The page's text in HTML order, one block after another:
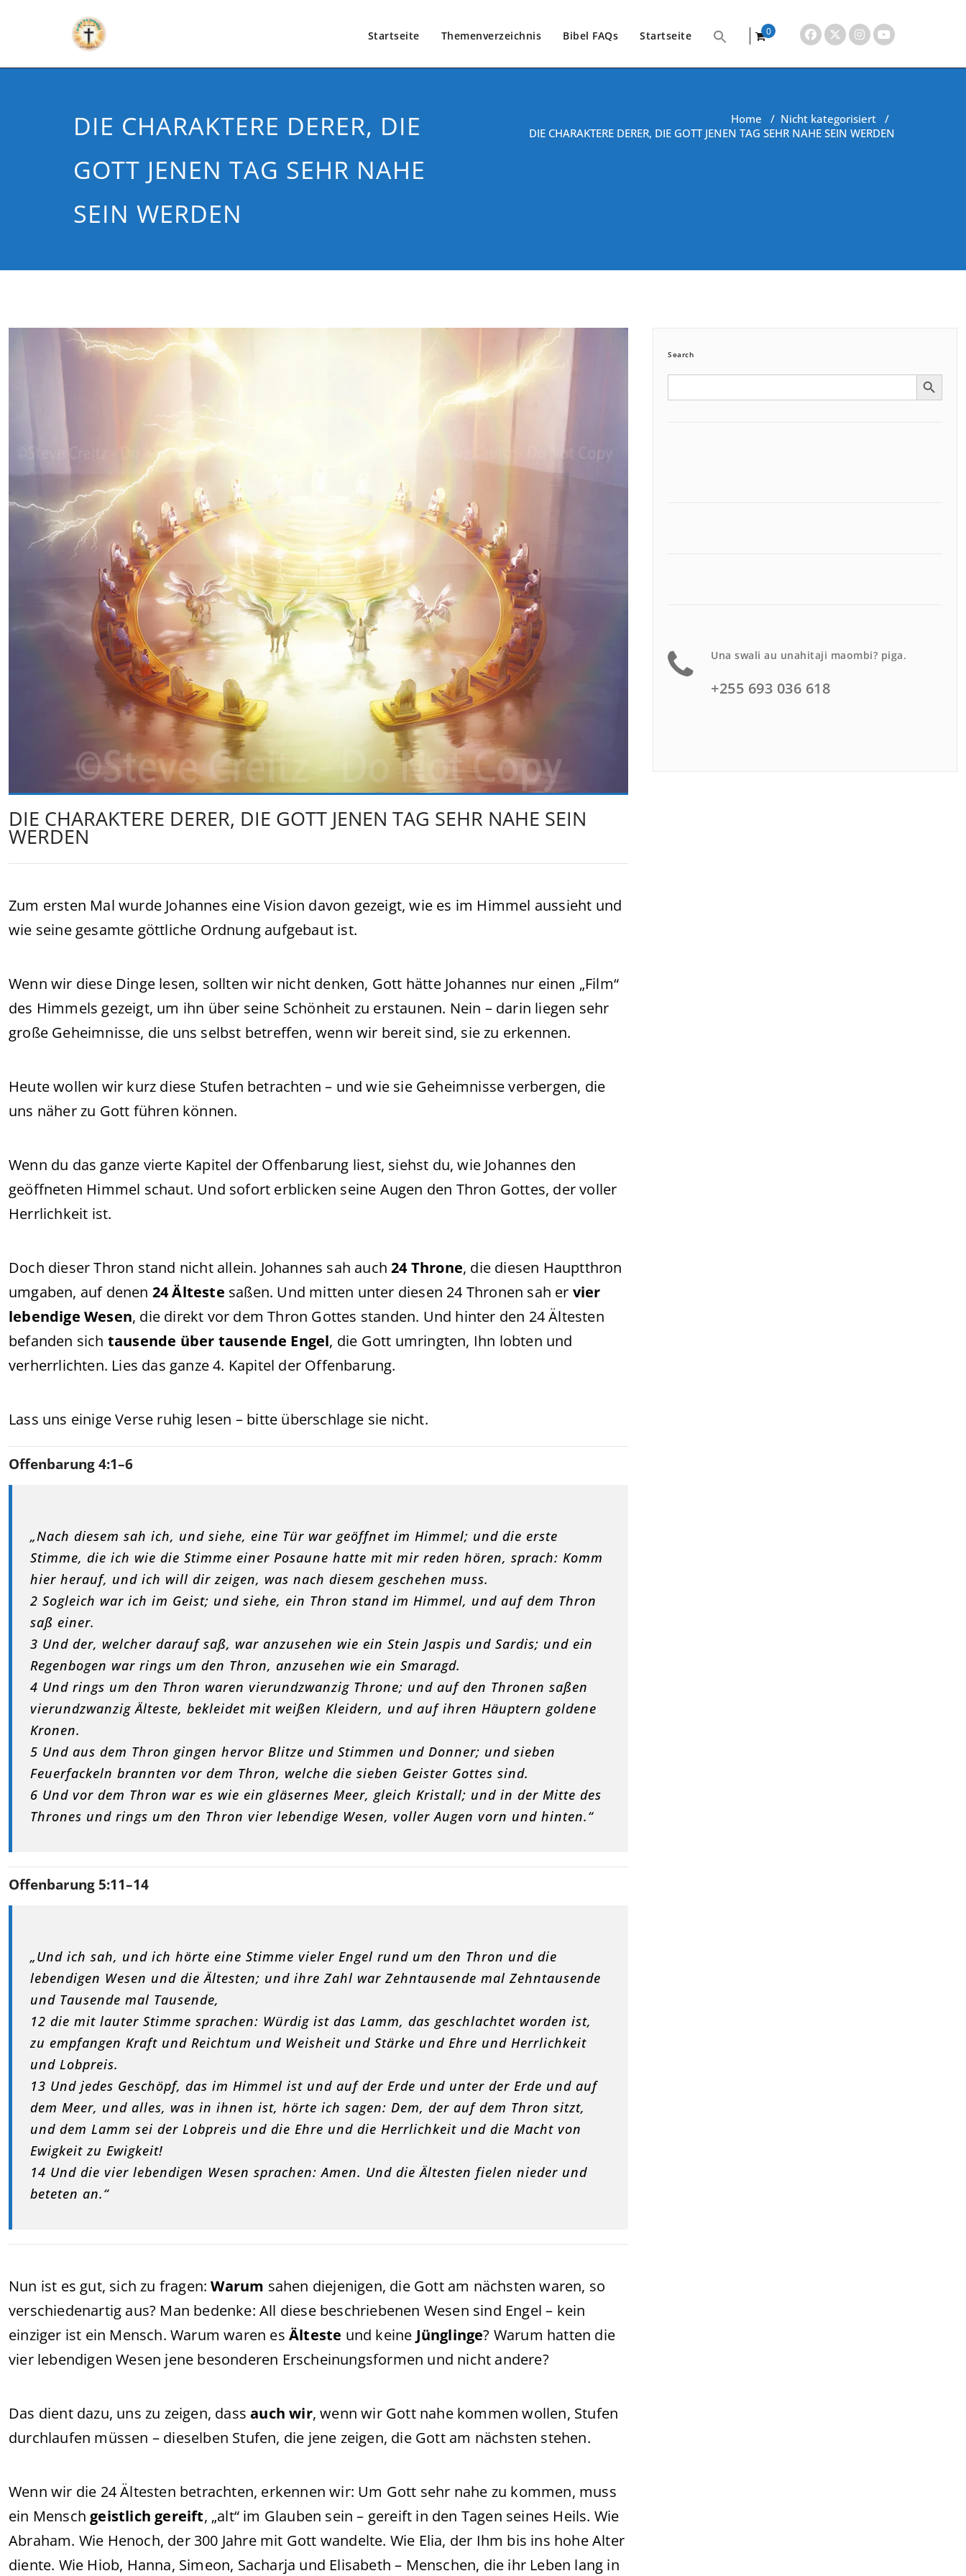
Startseite Themenverzeichnis Bibel FAQs Startseite
0
DIE CHARAKTERE DERER, DIE
GOTT JENEN TAG SEHR NAHE
SEIN WERDEN
Home / Nicht kategorisiert /
DIE CHARAKTERE DERER, DIE GOTT JENEN TAG SEHR NAHE SEIN WERDEN
DIE CHARAKTERE DERER, DIE GOTT JENEN TAG SEHR NAHE SEIN
WERDEN
Zum ersten Mal wurde Johannes eine Vision davon gezeigt, wie es im Himmel aussieht und
wie seine gesamte göttliche Ordnung aufgebaut ist.
Wenn wir diese Dinge lesen, sollten wir nicht denken, Gott hätte Johannes nur einen „Film“
des Himmels gezeigt, um ihn über seine Schönheit zu erstaunen. Nein – darin liegen sehr
große Geheimnisse, die uns selbst betreffen, wenn wir bereit sind, sie zu erkennen.
Heute wollen wir kurz diese Stufen betrachten – und wie sie Geheimnisse verbergen, die
uns näher zu Gott führen können.
Wenn du das ganze vierte Kapitel der Offenbarung liest, siehst du, wie Johannes den
geöffneten Himmel schaut. Und sofort erblicken seine Augen den Thron Gottes, der voller
Herrlichkeit ist.
Doch dieser Thron stand nicht allein. Johannes sah auch24 Throne, die diesen Hauptthron
umgaben, auf denen 24 Älteste saßen. Und mitten unter diesen 24 Thronen sah er vier
lebendige Wesen, die direkt vor dem Thron Gottes standen. Und hinter den 24 Ältesten
befanden sich tausende über tausende Engel, die Gott umringten, Ihn lobten und
verherrlichten. Lies das ganze 4. Kapitel der Offenbarung.
Lass uns einige Verse ruhig lesen – bitte überschlage sie nicht.
Offenbarung 4:1–6
„Nach diesem sah ich, und siehe, eine Tür war geöffnet im Himmel; und die erste
Stimme, die ich wie die Stimme einer Posaune hatte mit mir reden hören, sprach: Komm
hier herauf, und ich will dir zeigen, was nach diesem geschehen muss.
2 Sogleich war ich im Geist; und siehe, ein Thron stand im Himmel, und auf dem Thron
saß einer.
3 Und der, welcher darauf saß, war anzusehen wie ein Stein Jaspis und Sardis; und ein
Regenbogen war rings um den Thron, anzusehen wie ein Smaragd.
4 Und rings um den Thron waren vierundzwanzig Throne; und auf den Thronen saßen
vierundzwanzig Älteste, bekleidet mit weißen Kleidern, und auf ihren Häuptern goldene
Kronen.
5 Und aus dem Thron gingen hervor Blitze und Stimmen und Donner; und sieben
Feuerfackeln brannten vor dem Thron, welche die sieben Geister Gottes sind.
6 Und vor dem Thron war es wie ein gläsernes Meer, gleich Kristall; und in der Mitte des
Thrones und rings um den Thron vier lebendige Wesen, voller Augen vorn und hinten.“
Offenbarung 5:11–14
„Und ich sah, und ich hörte eine Stimme vieler Engel rund um den Thron und die
lebendigen Wesen und die Ältesten; und ihre Zahl war Zehntausende mal Zehntausende
und Tausende mal Tausende,
12 die mit lauter Stimme sprachen: Würdig ist das Lamm, das geschlachtet worden ist,
zu empfangen Kraft und Reichtum und Weisheit und Stärke und Ehre und Herrlichkeit
und Lobpreis.
13 Und jedes Geschöpf, das im Himmel ist und auf der Erde und unter der Erde und auf
dem Meer, und alles, was in ihnen ist, hörte ich sagen: Dem, der auf dem Thron sitzt,
und dem Lamm sei der Lobpreis und die Ehre und die Herrlichkeit und die Macht von
Ewigkeit zu Ewigkeit!
14 Und die vier lebendigen Wesen sprachen: Amen. Und die Ältesten fielen nieder und
beteten an.“
Nun ist es gut, sich zu fragen:Warum sahen diejenigen, die Gott am nächsten waren, so
verschiedenartig aus? Man bedenke: All diese beschriebenen Wesen sind Engel – kein
einziger ist ein Mensch. Warum waren esÄlteste und keine Jünglinge? Warum hatten die
vier lebendigen Wesen jene besonderen Erscheinungsformen und nicht andere?
Das dient dazu, uns zu zeigen, dassauch wir, wenn wir Gott nahe kommen wollen, Stufen
durchlaufen müssen – dieselben Stufen, die jene zeigen, die Gott am nächsten stehen.
Wenn wir die 24 Ältesten betrachten, erkennen wir: Um Gott sehr nahe zu kommen, muss
ein Mensch geistlich gereift, „alt“ im Glauben sein – gereift in den Tagen seines Heils. Wie
Abraham. Wie Henoch, der 300 Jahre mit Gott wandelte. Wie Elia, der Ihm bis ins hohe Alter
diente. Wie Hiob, Hanna, Simeon, Sacharja und Elisabeth – Menschen, die ihr Leben lang in
Search
Search Search Button
Una swali au unahitaji maombi? piga.
+255 693 036 618